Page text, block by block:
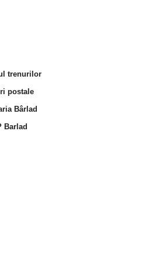
trenurilor
postale
Bârlad
Barlad